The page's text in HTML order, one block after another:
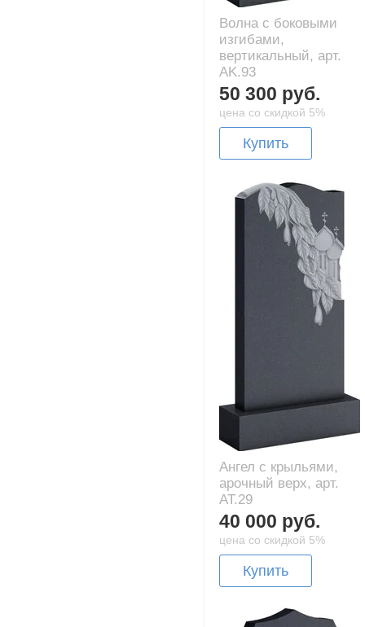
Волна с боковыми
изгибами,
вертикальный, арт.
AK.93
50 300 руб.
цена со скидкой 5%
Купить
Ангел с крыльями,
арочный верх, арт.
AT.29
40 000 руб.
цена со скидкой 5%
Купить